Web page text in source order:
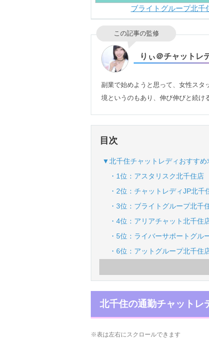
ブライトグループ北千
この記事の監修
りぃ＠チャットレ
副業で始めようと思って、女性スタ
境というのもあり、伸び伸びと続け
目次
▼北千住チャットレディおすすめ
・1位：アスタリスク北千住店
・2位：チャットレディJP北千
・3位：ブライトグループ北千
・4位：アリアチャット北千住
・5位：ライバーサポートグル
・6位：アットグループ北千住
北千住の通勤チャットレ
※表は左右にスクロールできます